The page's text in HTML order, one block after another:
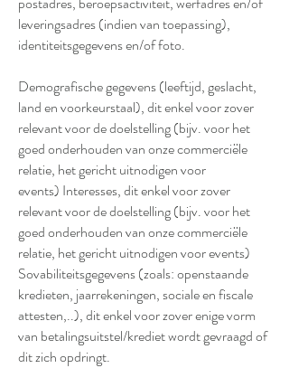
leveringsadres (indien van toepassing),
identiteitsgegevens en/of foto.
Demografische gegevens (leeftijd, geslacht,
land en voorkeurstaal), dit enkel voor zover
relevant voor de doelstelling (bijv. voor het
goed onderhouden van onze commerciële
relatie, het gericht uitnodigen voor
events) Interesses, dit enkel voor zover
relevant voor de doelstelling (bijv. voor het
goed onderhouden van onze commerciële
relatie, het gericht uitnodigen voor events)
Sovabiliteitsgegevens (zoals: openstaande
kredieten, jaarrekeningen, sociale en fiscale
attesten,..), dit enkel voor zover enige vorm
van betalingsuitstel/krediet wordt gevraagd of
dit zich opdringt.